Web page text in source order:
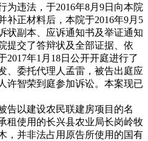
为违法，于2016年8月9日向本院
补正材料后，本院于2016年9月5
状副本、应诉通知书及举证通知
提交了答辩状及全部证据、依
2017年1月18日公开开庭进行了
、委托代理人孟雷，被告出庭应
许智荣到庭参加诉讼。本案现已
告以建设农民联建房项目的名
租使用的长兴县农业局长岗岭牧
，并非法占用原告所使用的国有